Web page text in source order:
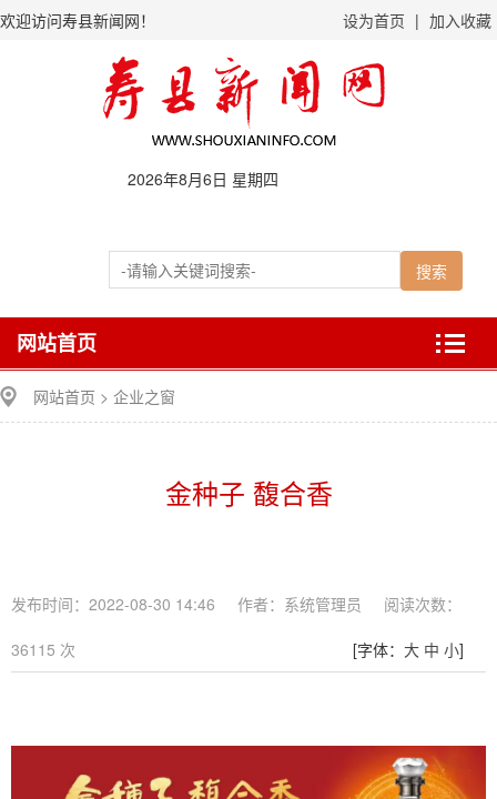
设为首页 | 加入收藏
欢迎访问寿县新闻网！
2026年8月6日 星期四
网站首页
网站首页 > 企业之窗
金种子 馥合香
发布时间：2022-08-30 14:46 作者：系统管理员 阅读次数：
36115 次 [字体： 大 中 小]